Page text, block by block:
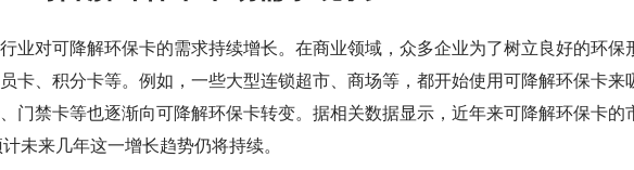
业对可降解环保卡的需求持续增长。在商业领域，众多企业为了树立良好的环保
卡、积分卡等。例如，一些大型连锁超市、商场等，都开始使用可降解环保卡来
门禁卡等也逐渐向可降解环保卡转变。据相关数据显示，近年来可降解环保卡的
未来几年这一增长趋势仍将持续。